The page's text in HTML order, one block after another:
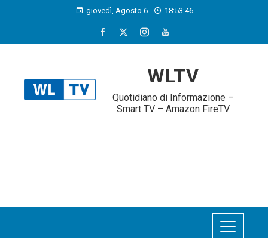
giovedì, Agosto 6 18:53:46
WLTV
Quotidiano di Informazione –
Smart TV – Amazon FireTV